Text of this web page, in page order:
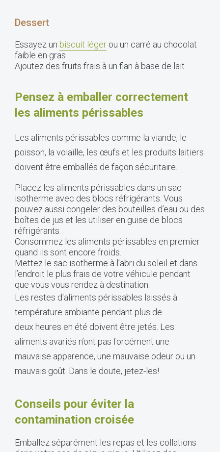
Dessert
Essayez un biscuit léger ou un carré au chocolat
faible en gras
Ajoutez des fruits frais à un flan à base de lait
Pensez à emballer correctement
les aliments périssables
Les aliments périssables comme la viande, le
poisson, la volaille, les œufs et les produits laitiers
doivent être emballés de façon sécuritaire.
Placez les aliments périssables dans un sac
isotherme avec des blocs réfrigérants. Vous
pouvez aussi congeler des bouteilles d’eau ou des
boîtes de jus et les utiliser en guise de blocs
réfrigérants.
Consommez les aliments périssables en premier
quand ils sont encore froids.
Mettez le sac isotherme à l’abri du soleil et dans
l’endroit le plus frais de votre véhicule pendant
que vous vous rendez à destination.
Les restes d'aliments périssables laissés à
température ambiante pendant plus de
deux heures en été doivent être jetés. Les
aliments avariés n’ont pas forcément une
mauvaise apparence, une mauvaise odeur ou un
mauvais goût. Dans le doute, jetez-les!
Conseils pour éviter la
contamination croisée
Emballez séparément les repas et les collations